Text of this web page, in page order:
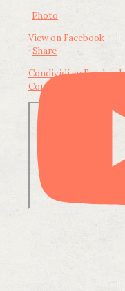
Photo
View on Facebook
· Share
Condividi su Facebook
Condividi su LinkedIn